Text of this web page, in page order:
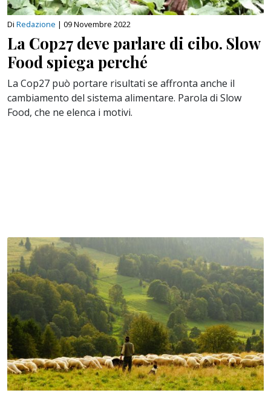
Di Redazione | 09 Novembre 2022
La Cop27 deve parlare di cibo. Slow
Food spiega perché
La Cop27 può portare risultati se affronta anche il
cambiamento del sistema alimentare. Parola di Slow
Food, che ne elenca i motivi.